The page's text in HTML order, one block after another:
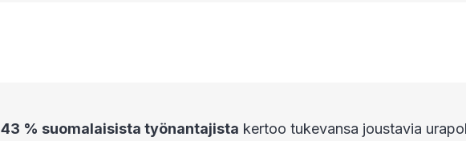
43 % suomalaisista työnantajista kertoo tukevansa joustavia